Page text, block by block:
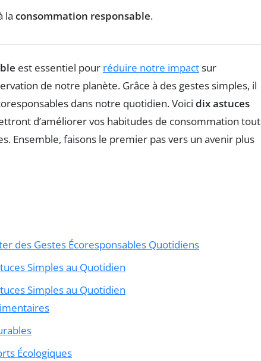
la consommation responsable.
est essentiel pour réduire notre impactsur
de notre planète. Grâce à des gestes simples, il
dans notre quotidien. Voici dix astuces
d’améliorer vos habitudes de consommation tout
Ensemble, faisons le premier pas vers un avenir plus
des Gestes Écoresponsables Quotidiens
Simples au Quotidien
Simples au Quotidien
Écologiques